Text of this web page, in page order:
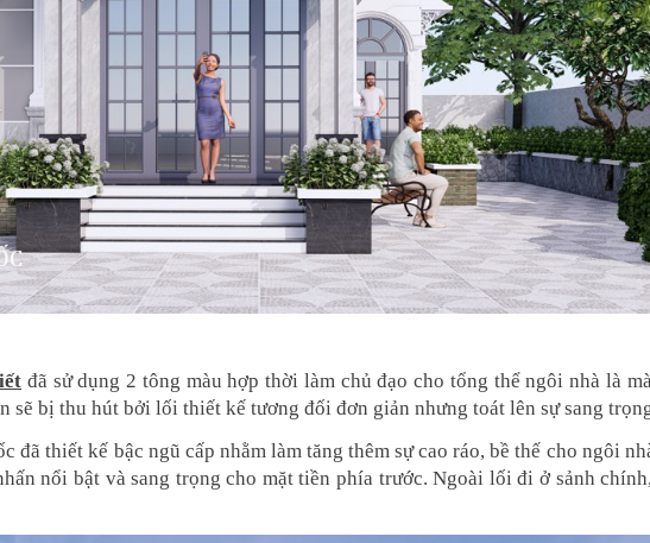
đã sử dụng 2 tông màu hợp thời làm chủ đạo cho tổng thể ngôi nhà là
sẽ bị thu hút bởi lối thiết kế tương đối đơn giản nhưng toát lên sự sang
thiết kế bậc ngũ cấp nhằm làm tăng thêm sự cao ráo, bề thế cho ngôi
nổi bật và sang trọng cho mặt tiền phía trước. Ngoài lối đi ở sảnh